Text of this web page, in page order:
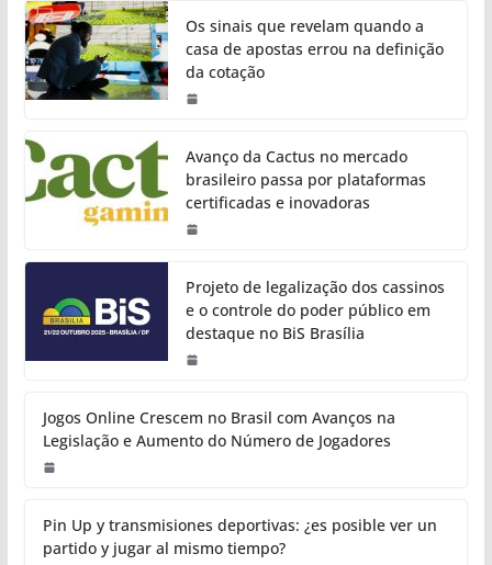
Os sinais que revelam quando a
casa de apostas errou na definição
da cotação
Avanço da Cactus no mercado
brasileiro passa por plataformas
certificadas e inovadoras
Projeto de legalização dos cassinos
e o controle do poder público em
destaque no BiS Brasília
Jogos Online Crescem no Brasil com Avanços na
Legislação e Aumento do Número de Jogadores
Pin Up y transmisiones deportivas: ¿es posible ver un
partido y jugar al mismo tiempo?